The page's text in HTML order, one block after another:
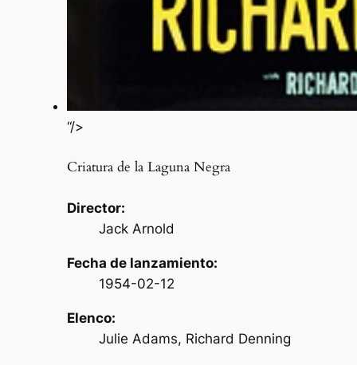
“/>
Criatura de la Laguna Negra
Director:
Jack Arnold
Fecha de lanzamiento:
1954-02-12
Elenco:
Julie Adams, Richard Denning